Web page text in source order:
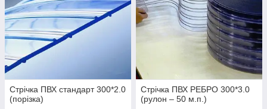
Стрічка ПВХ стандарт 300*2.0
(порізка)
Стрічка ПВХ РЕБРО 300*3.0
(рулон – 50 м.п.)